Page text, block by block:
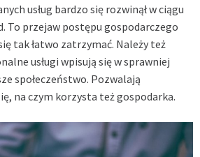
usług bardzo się rozwinął w ciągu
To przejaw postępu gospodarczego
tak łatwo zatrzymać. Należy też
usługi wpisują się w sprawniej
społeczeństwo. Pozwalają
na czym korzysta też gospodarka.